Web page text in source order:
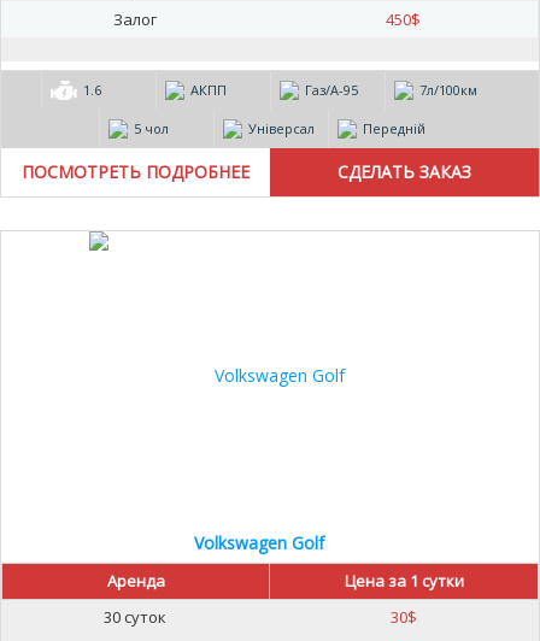
Залог
450$
1.6 АКПП Газ/А-95 7л/100км
5 чол Універсал Передній
ПОСМОТРЕТЬ ПОДРОБНЕЕ
Volkswagen Golf
Аренда
Цена за 1 сутки
30 суток
30$